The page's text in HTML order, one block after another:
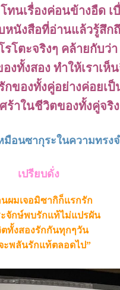
โทนเรื่องค่อนข้างอืด เ
หนังสือที่อ่านแล้วรู้สึก
โตะจริงๆ คล้ายกับว่า
งทั้งสอง ทำให้เราเห็
ของทั้งคู่อย่างค่อยเป็
ร้าในชีวิตของทั้งคู่จริ
มือนซากุระในความทรง
เปรียบดั่ง
ผมเจอมิซากิก็แรกรัก
จักษ์พบรักแท้ไม่แปรผัน
ทั้งสองรักกันทุกๆวัน
ะพลันรักแท้ตลอดไป”